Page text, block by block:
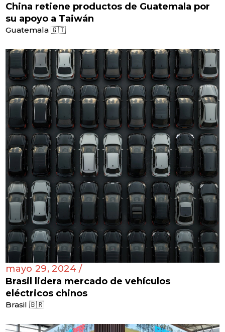
China retiene productos de Guatemala por
su apoyo a Taiwán
Guatemala 🇬🇹
mayo 29, 2024 /
Brasil lidera mercado de vehículos
eléctricos chinos
Brasil 🇧🇷